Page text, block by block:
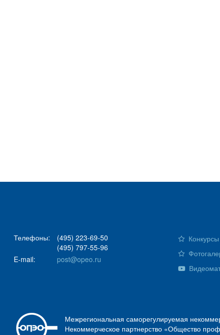
Телефоны:
(495) 223-69-50
(495) 797-55-96
E-mail:
post@opeo.ru
Межрегиональная саморегулируемая
Некоммерческое партнерство «Общество